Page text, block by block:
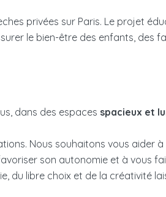
privées sur Paris. Le projet
le bien-être des enfants, des
dans des espaces spacieux et
Nous souhaitons vous aider à
son autonomie et à vous
du libre choix et de la créativité